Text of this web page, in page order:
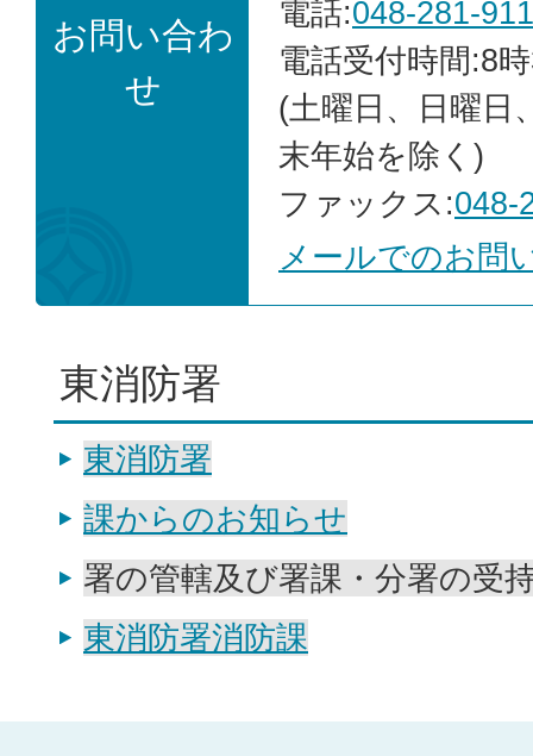
お問い合わ
せ
電話:048-281-
電話受付時間:8
(土曜日、日曜日
末年始を除く)
ファックス:048-
メールでのお問
東消防署
東消防署
課からのお知らせ
署の管轄及び署課・分署の受
東消防署消防課